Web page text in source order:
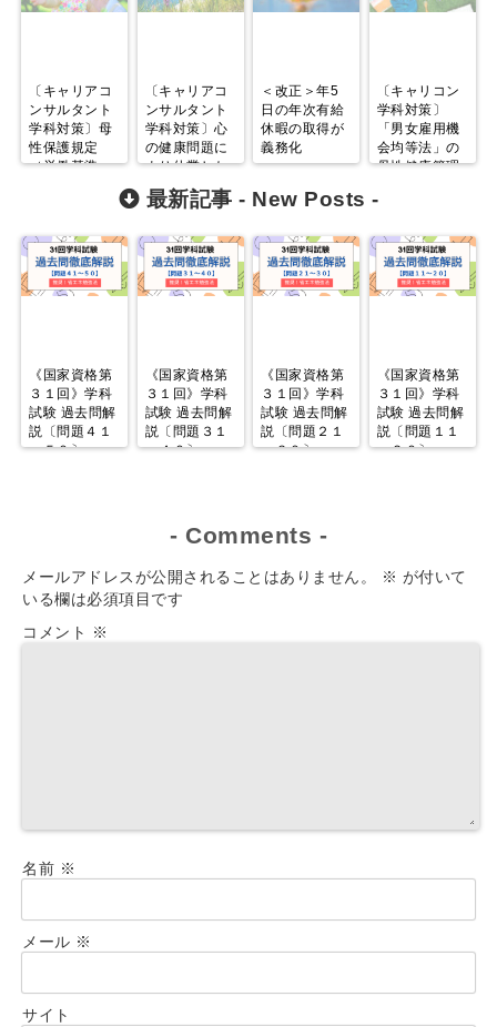
〔キャリアコ
ンサルタント
学科対策〕母
性保護規定
（労働基準
〔キャリアコ
ンサルタント
学科対策〕心
の健康問題に
より休業した
労働者への支
援
＜改正＞年5
日の年次有給
休暇の取得が
義務化
〔キャリコン
学科対策〕
「男女雇用機
会均等法」の
母性健康管理
いて
最新記事 - New Posts -
《国家資格第
３１回》学科
試験 過去問解
説〔問題４１
～５０〕
《国家資格第
３１回》学科
試験 過去問解
説〔問題３１
～４０〕
《国家資格第
３１回》学科
試験 過去問解
説〔問題２１
～３０〕
《国家資格第
３１回》学科
試験 過去問解
説〔問題１１
～２０〕
- Comments -
メールアドレスが公開されることはありません。 ※ が付いて
いる欄は必須項目です
コメント
※
名前 ※
メール ※
サイト